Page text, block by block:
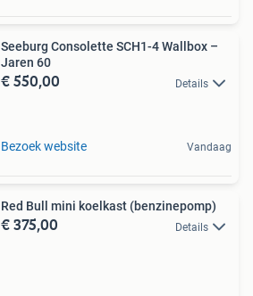
Seeburg Consolette SCH1-4 Wallbox –
Jaren 60
€ 550,00 Details
Bezoek website Vandaag
Red Bull mini koelkast (benzinepomp)
€ 375,00 Details